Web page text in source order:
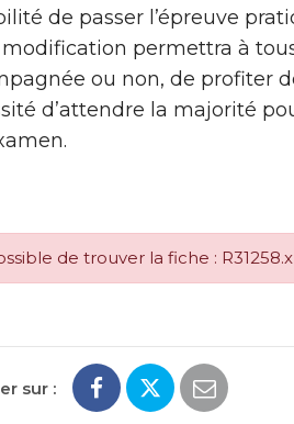
de passer l’épreuve
permettra à
ou non, de profiter
d’attendre la majorité
de trouver la fiche :
sur :